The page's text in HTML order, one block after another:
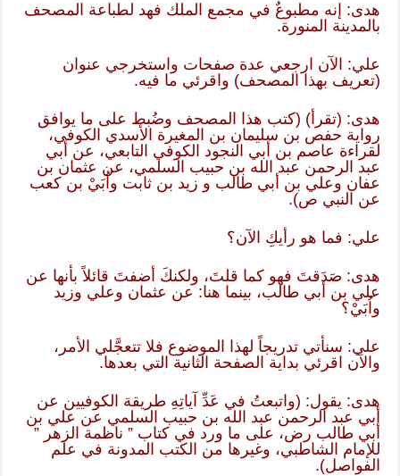
هدى: إنه مطبوعٌ في مجمع الملك فهد لطباعة المصحف
بالمدينة المنورة.
علي: الآن ارجعي عدة صفحات واستخرجي عنوان
(تعريف بهذا المصحف) واقرئي ما فيه.
هدى: (تقرأ) (كتب هذا المصحف وضُبط على ما يوافق
رواية حفص بن سليمان بن المغيرة الأسدي الكوفي،
لقراءة عاصم بن أبي النجود الكوفي التابعي، عن أبي
عبد الرحمن عبد الله بن حبيب السلمي، عن عثمان بن
عفان وعلي بن أبي طالب و زيد بن ثابت واُبَيْ بن كعب
عن النبي ص).
علي: فما هو رأيكِ الآن؟
هدى: صَدَقتَ فهو كما قلتَ، ولكنكَ أضفتَ قائلاً بأنها عن
علي بن أبي طالب، بينما هنا: عن عثمان وعلي وزيد
واُبَيْ؟
علي: سنأتي تدريجاً لهذا الموضوع فلا تتعجَّلي الأمر،
والآن اقرئي بداية الصفحة الثانية التي بعدها.
هدى: يقول: (واتبعتُ في عَدِّ آياتِهِ طريقة الكوفيين عن
أبي عبد الرحمن عبد الله بن حبيب السلمي عن علي بن
أبي طالب رض، على ما ورد في كتاب ” ناظمة الزهر ”
للإمام الشاطبي، وغيرها من الكتب المدونة في علم
الفواصل).